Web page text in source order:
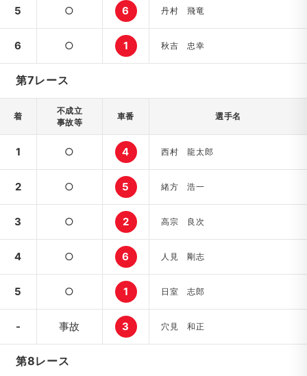
5 ○ 6 丹村 飛竜
6 ○ 1 秋吉 忠幸
第7レース
着
不成立
事故等
車番 選手名
1 ○ 4 西村 龍太郎
2 ○ 5 緒方 浩一
3 ○ 2 高宗 良次
4 ○ 6 人見 剛志
5 ○ 1 日室 志郎
- 事故 3 穴見 和正
第8レース